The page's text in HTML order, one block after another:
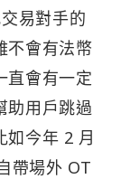
易對手的
不會有法幣
直會有一定
助用戶跳過
如今年 2 月
帶場外 OT